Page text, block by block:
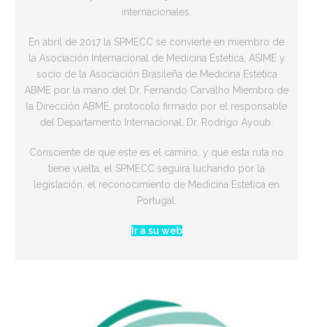
internacionales.
En abril de 2017 la SPMECC se convierte en miembro de
la Asociación Internacional de Medicina Estética, ASIME y
socio de la Asociación Brasileña de Medicina Estética
ABME por la mano del Dr. Fernando Carvalho Miembro de
la Dirección ABME, protocolo firmado por el responsable
del Departamento Internacional, Dr. Rodrigo Ayoub.
Consciente de que este es el camino, y que esta ruta no
tiene vuelta, el SPMECC seguirá luchando por la
legislación, el reconocimiento de Medicina Estética en
Portugal.
Ir a su web